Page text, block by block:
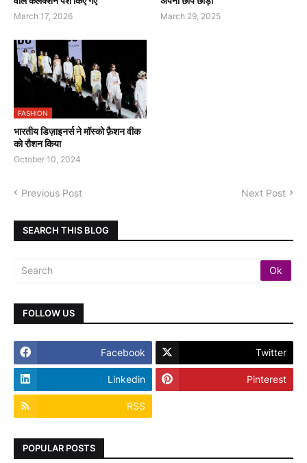
March 17, 2026 March 29, 2025
FASHION
भारतीय डिज़ाइनर्स ने मॉस्को फ़ैशन वीक
को रौशन किया
October 10, 2024
Previous Post Next Post
SEARCH THIS BLOG
FOLLOW US
Facebook Twitter
Linkedin Pinterest
RSS
POPULAR POSTS